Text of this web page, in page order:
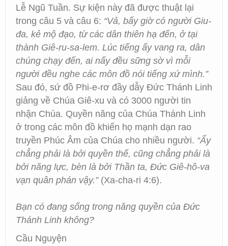
Lễ Ngũ Tuần. Sự kiện này đã được thuật lại
trong câu 5 và câu 6: “Vả, bấy giờ có người Giu-
đa, kẻ mộ đạo, từ các dân thiên hạ đến, ở tại
thành Giê-ru-sa-lem. Lúc tiếng ấy vang ra, dân
chúng chạy đến, ai nấy đều sững sờ vì mỗi
người đều nghe các môn đồ nói tiếng xứ mình.”
Sau đó, sứ đồ Phi-e-rơ đầy dẫy Đức Thánh Linh
giảng về Chúa Giê-xu và có 3000 người tin
nhận Chúa. Quyền năng của Chúa Thánh Linh
ở trong các môn đồ khiến họ mạnh dạn rao
truyền Phúc Âm của Chúa cho nhiều người. “Ấy
chẳng phải là bởi quyền thế, cũng chẳng phải là
bởi năng lực, bèn là bởi Thần ta, Đức Giê-hô-va
vạn quân phán vậy.”(Xa-cha-ri 4:6).
Bạn có đang sống trong năng quyền của Đức
Thánh Linh không?
Cầu Nguyện